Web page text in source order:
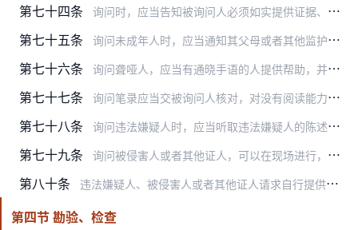
第七十四条 询问时，应当告知被询问人必须如实提供证据、证言和故意作伪证或者隐匿证据应负的法律责任，对与本案无关的问题有拒绝回答的权利。
第七十五条 询问未成年人时，应当通知其父母或者其他监护人到场，其父母或者其他监护人不能到场的，也可以通知未成年人的其他成年亲属，所在学校、单位、居住地基层组织或者未成年人保…
第七十六条 询问聋哑人，应当有通晓手语的人提供帮助，并在询问笔录中注明被询问人的聋哑情况以及翻译人员的姓名、住址、工作单位和联系方式。
第七十七条 询问笔录应当交被询问人核对，对没有阅读能力的，应当向其宣读。记录有误或者遗漏的，应当允许被询问人更正或者补充，并要求其在修改处捺指印。被询问人确认笔录无误后，应…
第七十八条 询问违法嫌疑人时，应当听取违法嫌疑人的陈述和申辩。对违法嫌疑人的陈述和申辩，应当核查。
第七十九条 询问被侵害人或者其他证人，可以在现场进行，也可以到其单位、学校、住所、其居住地居（村）民委员会或者其提出的地点进行。必要时，也可以书面、电话或者当场通知其到公安…
第八十条 违法嫌疑人、被侵害人或者其他证人请求自行提供书面材料的，应当准许。必要时，办案人民警察也可以要求违法嫌疑人、被侵害人或者其他证人自行书写。违法嫌疑人、被侵害人或…
第四节 勘验、检查